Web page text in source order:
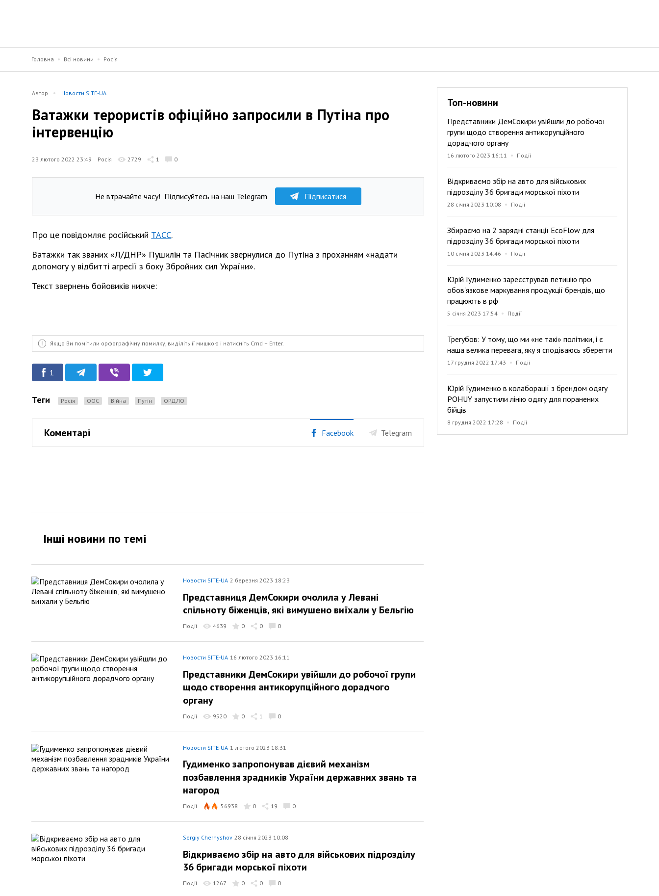
Головна Всі новини Росія
Автор Новости SITE-UA
Ватажки терористів офіційно запросили в Путіна про
інтервенцію
23 лютого 2022 23:49 Росія 2729 1 0
Не втрачайте часу! Підписуйтесь на наш Telegram Підписатися
Про це повідомляє російський ТАСС.
Ватажки так званих «Л/ДНР» Пушилін та Пасічник звернулися до Путіна з проханням «надати
допомогу у відбитті агресії з боку Збройних сил України».
Текст звернень бойовиків нижче:
Якщо Ви помітили орфографічну помилку, виділіть її мишкою і натисніть Cmd + Enter.
1
Теги Росія ООС Війна Путін ОРДЛО
Коментарі Facebook Telegram
Топ-новини
Представники ДемСокири увійшли до робочої
групи щодо створення антикорупційного
дорадчого органу
16 лютого 2023 16:11 Події
Відкриваємо збір на авто для військових
підрозділу 36 бригади морської піхоти
28 січня 2023 10:08 Події
Збираємо на 2 зарядні станції EcoFlow для
підрозділу 36 бригади морської піхоти
10 січня 2023 14:46 Події
Юрій Гудименко зареєстрував петицію про
обов'язкове маркування продукції брендів, що
працюють в рф
5 січня 2023 17:54 Події
Трегубов: У тому, що ми «не такі» політики, і є
наша велика перевага, яку я сподіваюсь зберегти
17 грудня 2022 17:43 Події
Юрій Гудименко в колаборації з брендом одягу
POHUY запустили лінію одягу для поранених
бійців
8 грудня 2022 17:28 Події
Інші новини по темi
Новости SITE-UA 2 березня 2023 18:23
Представниця ДемСокири очолила у Левані
спільноту біженців, які вимушено виїхали у Бельгію
Події 4639 0 0 0
Новости SITE-UA 16 лютого 2023 16:11
Представники ДемСокири увійшли до робочої групи
щодо створення антикорупційного дорадчого
органу
Події 9520 0 1 0
Новости SITE-UA 1 лютого 2023 18:31
Гудименко запропонував дієвий механізм
позбавлення зрадників України державних звань та
нагород
Події 56938 0 19 0
Sergiy Chernyshov 28 січня 2023 10:08
Відкриваємо збір на авто для військових підрозділу
36 бригади морської піхоти
Події 1267 0 0 0